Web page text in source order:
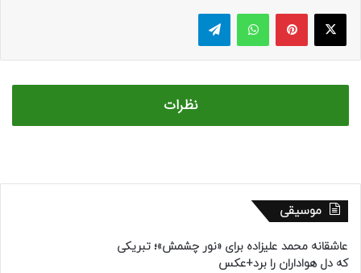
ایکس پینتریستواتس آپ تلگرام
نظرات
موسیقی
عاشقانه محمد علیزاده برای «نور چشمش»؛ تبریکی
که دل هواداران را برد+عکس